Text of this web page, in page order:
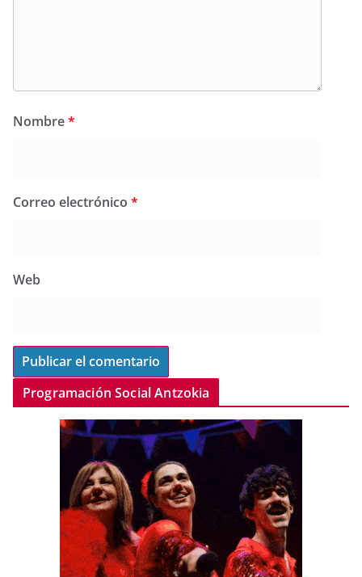
Nombre*
Correo electrónico *
Web
Programación Social Antzokia